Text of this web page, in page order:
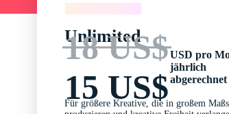
Unlimited
18 US$
15 US$
USD pro
jährlich
abgerechnet
Für größere Kreative, die in großem